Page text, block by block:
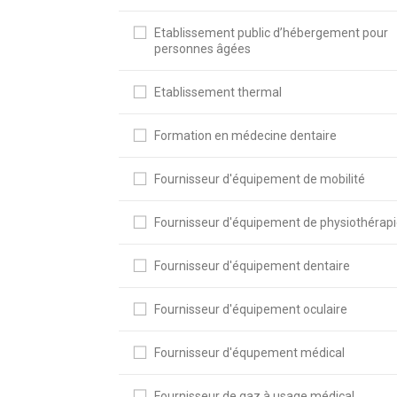
Etablissement public d’hébergement pour
personnes âgées
Etablissement thermal
Formation en médecine dentaire
Fournisseur d'équipement de mobilité
Fournisseur d'équipement de
Fournisseur d'équipement dentaire
Fournisseur d'équipement oculaire
Fournisseur d'équpement médical